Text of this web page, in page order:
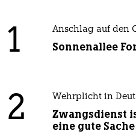
1 Anschlag auf den
Sonnenallee
2 Wehrplicht in
Zwangsdienst
eine gute Sache